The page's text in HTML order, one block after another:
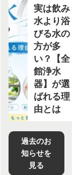
実は飲み
水より浴
びる水の
方が多
い？【全
館浄水
器】が選
ばれる理
由とは
過去のお
知らせを
見る